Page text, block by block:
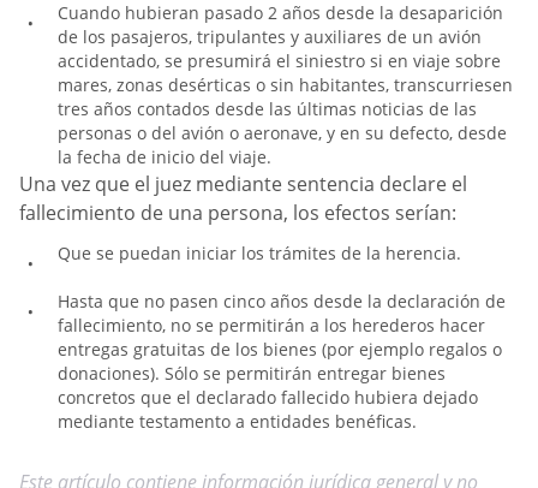
Cuando hubieran pasado 2 años desde la desaparición
de los pasajeros, tripulantes y auxiliares de un avión
accidentado, se presumirá el siniestro si en viaje sobre
mares, zonas desérticas o sin habitantes, transcurriesen
tres años contados desde las últimas noticias de las
personas o del avión o aeronave, y en su defecto, desde
la fecha de inicio del viaje.
Una vez que el juez mediante sentencia declare el
fallecimiento de una persona, los efectos serían:
Que se puedan iniciar los trámites de la herencia.
Hasta que no pasen cinco años desde la declaración de
fallecimiento, no se permitirán a los herederos hacer
entregas gratuitas de los bienes (por ejemplo regalos o
donaciones). Sólo se permitirán entregar bienes
concretos que el declarado fallecido hubiera dejado
mediante testamento a entidades benéficas.
Este artículo contiene información jurídica general y no